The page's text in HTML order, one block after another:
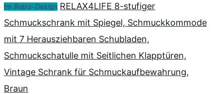
Im Retro-Design RELAX4LIFE 8-stufiger
Schmuckschrank mit Spiegel, Schmuckkommode
mit 7 Herausziehbaren Schubladen,
Schmuckschatulle mit Seitlichen Klapptüren,
Vintage Schrank für Schmuckaufbewahrung,
Braun